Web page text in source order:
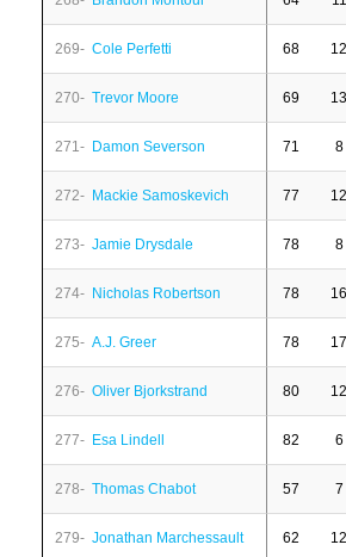
269- Cole Perfetti 68 12
270- Trevor Moore 69 13
271- Damon Severson 71 8
272- Mackie Samoskevich 77 12
273- Jamie Drysdale 78 8
274- Nicholas Robertson 78 16
275- A.J. Greer 78 17
276- Oliver Bjorkstrand 80 12
277- Esa Lindell 82 6
278- Thomas Chabot 57 7
279- Jonathan Marchessault 62 12